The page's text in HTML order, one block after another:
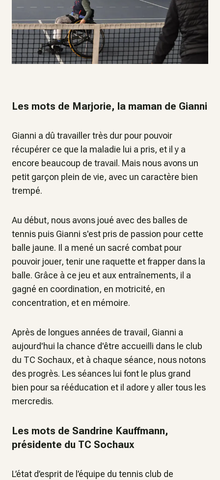
Les mots de Marjorie, la maman de Gianni
Gianni a dû travailler très dur pour pouvoir
récupérer ce que la maladie lui a pris, et il y a
encore beaucoup de travail. Mais nous avons un
petit garçon plein de vie, avec un caractère bien
trempé.
Au début, nous avons joué avec des balles de
tennis puis Gianni s'est pris de passion pour cette
balle jaune. Il a mené un sacré combat pour
pouvoir jouer, tenir une raquette et frapper dans la
balle. Grâce à ce jeu et aux entraînements, il a
gagné en coordination, en motricité, en
concentration, et en mémoire.
Après de longues années de travail, Gianni a
aujourd'hui la chance d'être accueilli dans le club
du TC Sochaux, et à chaque séance, nous notons
des progrès. Les séances lui font le plus grand
bien pour sa rééducation et il adore y aller tous les
mercredis.
Les mots de Sandrine Kauffmann,
présidente du TC Sochaux
L’état d’esprit de l’équipe du tennis club de